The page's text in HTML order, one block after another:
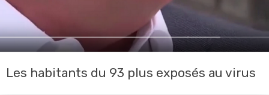
Les habitants du 93 plus exposés au virus